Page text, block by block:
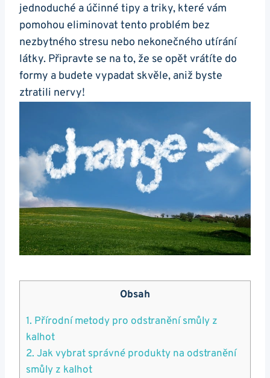
jednoduché a účinné tipy a triky, které vám
pomohou eliminovat tento problém bez
nezbytného stresu nebo nekonečného utírání
látky. Připravte se na to, že se opět vrátíte do
formy a budete vypadat skvěle, aniž byste
ztratili nervy!
Obsah
1. Přírodní metody pro odstranění smůly z
kalhot
2. Jak vybrat správné produkty na odstranění
smůly z kalhot